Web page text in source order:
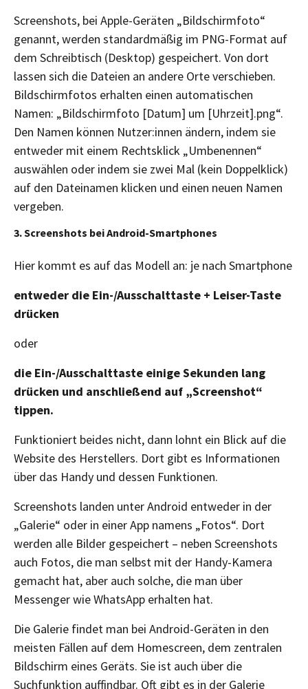
Screenshots, bei Apple-Geräten „Bildschirmfoto“
genannt, werden standardmäßig im PNG-Format auf
dem Schreibtisch (Desktop) gespeichert. Von dort
lassen sich die Dateien an andere Orte verschieben.
Bildschirmfotos erhalten einen automatischen
Namen: „Bildschirmfoto [Datum] um [Uhrzeit].png“.
Den Namen können Nutzer:innen ändern, indem sie
entweder mit einem Rechtsklick „Umbenennen“
auswählen oder indem sie zwei Mal (kein Doppelklick)
auf den Dateinamen klicken und einen neuen Namen
vergeben.
3. Screenshots bei Android-Smartphones
Hier kommt es auf das Modell an: je nach Smartphone
entweder die Ein-/Ausschalttaste + Leiser-Taste
drücken
oder
die Ein-/Ausschalttaste einige Sekunden lang
drücken und anschließend auf „Screenshot“
tippen.
Funktioniert beides nicht, dann lohnt ein Blick auf die
Website des Herstellers. Dort gibt es Informationen
über das Handy und dessen Funktionen.
Screenshots landen unter Android entweder in der
„Galerie“ oder in einer App namens „Fotos“. Dort
werden alle Bilder gespeichert – neben Screenshots
auch Fotos, die man selbst mit der Handy-Kamera
gemacht hat, aber auch solche, die man über
Messenger wie WhatsApp erhalten hat.
Die Galerie findet man bei Android-Geräten in den
meisten Fällen auf dem Homescreen, dem zentralen
Bildschirm eines Geräts. Sie ist auch über die
Suchfunktion auffindbar. Oft gibt es in der Galerie